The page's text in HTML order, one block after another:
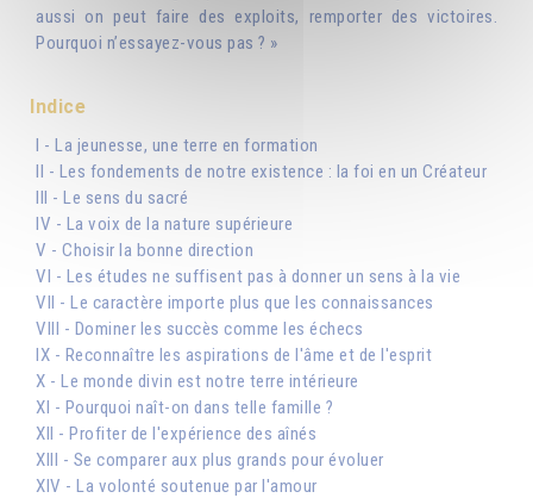
aussi on peut faire des exploits, remporter des victoires.
Pourquoi n’essayez-vous pas ? »
Indice
I - La jeunesse, une terre en formation
II - Les fondements de notre existence : la foi en un Créateur
III - Le sens du sacré
IV - La voix de la nature supérieure
V - Choisir la bonne direction
VI - Les études ne suffisent pas à donner un sens à la vie
VII - Le caractère importe plus que les connaissances
VIII - Dominer les succès comme les échecs
IX - Reconnaître les aspirations de l'âme et de l'esprit
X - Le monde divin est notre terre intérieure
XI - Pourquoi naît-on dans telle famille ?
XII - Profiter de l'expérience des aînés
XIII - Se comparer aux plus grands pour évoluer
XIV - La volonté soutenue par l'amour